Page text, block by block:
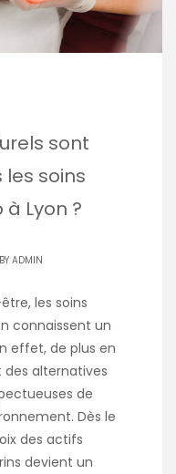
sont
soins
Lyon ?
ADMIN
les soins
connaissent un
effet, de plus en
alternatives
de
Dès le
des actifs
devient un